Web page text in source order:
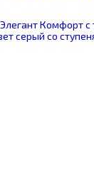
Комфорт с
серый со